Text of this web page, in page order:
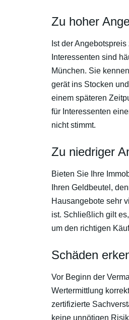
Zu hoher
Ist der
Interessenten sind
München. Sie
gerät ins Stocken
einem späteren
für Interessenten
nicht stimmt.
Zu niedriger
Bieten Sie Ihre
Ihren Geldbeutel,
Hausangebote sehr
ist. Schließlich gilt
um den richtigen
Schäden
Vor Beginn der
Wertermittlung
zertifizierte
keine unnötigen